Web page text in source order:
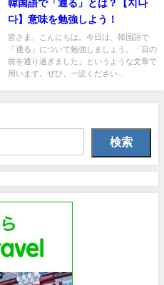
韓国語で「通る」とは？【지나
다】意味を勉強しよう！
皆さま、こんにちは。今日は、韓国語で
「通る」について勉強しましょう。「目の
前を通り過ぎました」というような文章で
用います。ぜひ、一読ください...
検索